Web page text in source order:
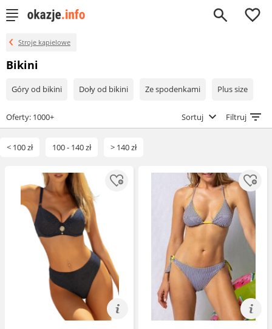
0
Stroje kąpielowe
Bikini
Góry od bikini Doły od bikini Ze spodenkami Plus size
Oferty: 1000+ Sortuj Filtruj
< 100 zł 100 - 140 zł > 140 zł